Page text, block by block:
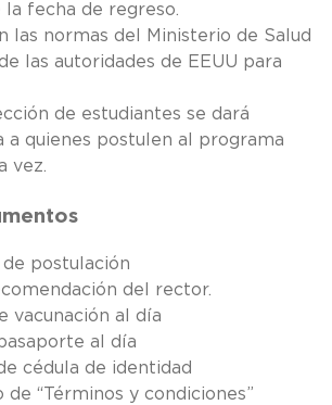
la fecha de regreso.
las normas del Ministerio de Salud
las autoridades de EEUU para
de estudiantes se dará
a quienes postulen al programa
vez.
postulación
del rector.
vacunación al día
al día
cédula de identidad
de “Términos y condiciones”